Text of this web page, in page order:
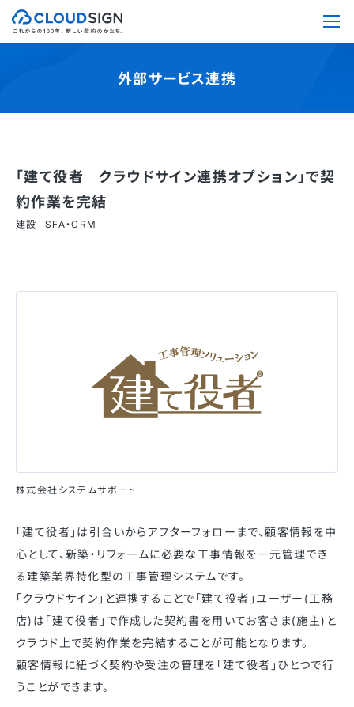
外部サービス連携
「建て役者 クラウドサイン連携オプション」で契
約作業を完結
建設 SFA・CRM
「建て役者」は引合いからアフターフォローまで、顧客情報を中
心として、新築・リフォームに必要な工事情報を一元管理でき
る建築業界特化型の工事管理システムです。
「クラウドサイン」と連携することで「建て役者」ユーザー(工務
店)は「建て役者」で作成した契約書を用いてお客さま(施主)と
クラウド上で契約作業を完結することが可能となります。
顧客情報に紐づく契約や受注の管理を「建て役者」ひとつで行
うことができます。
株式会社システムサポート